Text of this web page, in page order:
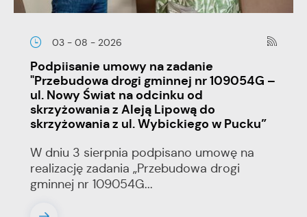
03 - 08 - 2026
Podpiisanie umowy na zadanie
"Przebudowa drogi gminnej nr 109054G –
ul. Nowy Świat na odcinku od
skrzyżowania z Aleją Lipową do
skrzyżowania z ul. Wybickiego w Pucku”
W dniu 3 sierpnia podpisano umowę na
realizację zadania „Przebudowa drogi
gminnej nr 109054G...